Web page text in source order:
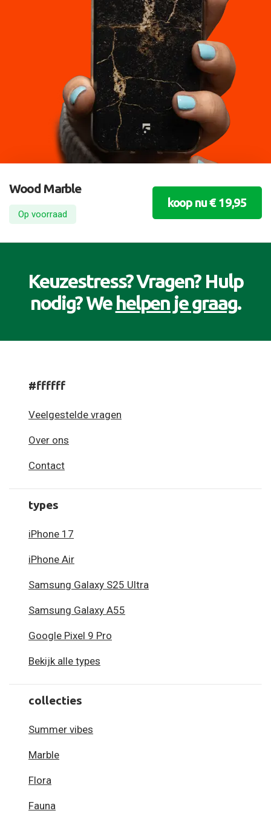
Wood Marble
Op voorraad
koop nu € 19,95
Keuzestress? Vragen? Hulp
nodig? Wehelpen je graag.
#ffffff
Veelgestelde vragen
Over ons
Contact
types
iPhone 17
iPhone Air
Samsung Galaxy S25 Ultra
Samsung Galaxy A55
Google Pixel 9 Pro
Bekijk alle types
collecties
Summer vibes
Marble
Flora
Fauna